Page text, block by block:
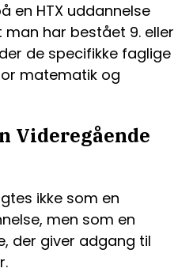
en HTX uddannelse
har bestået 9. eller
de specifikke faglige
matematik og
Videregående
ikke som en
men som en
der giver adgang til